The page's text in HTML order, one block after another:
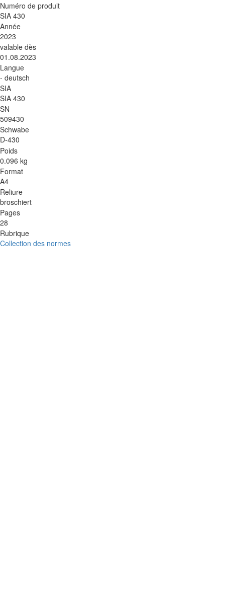
Numéro de produit
SIA 430
Année
2023
valable dès
01.08.2023
Langue
- deutsch
SIA
SIA 430
SN
509430
Schwabe
D-430
Poids
0.096 kg
Format
A4
Reliure
broschiert
Pages
28
Rubrique
Collection des normes